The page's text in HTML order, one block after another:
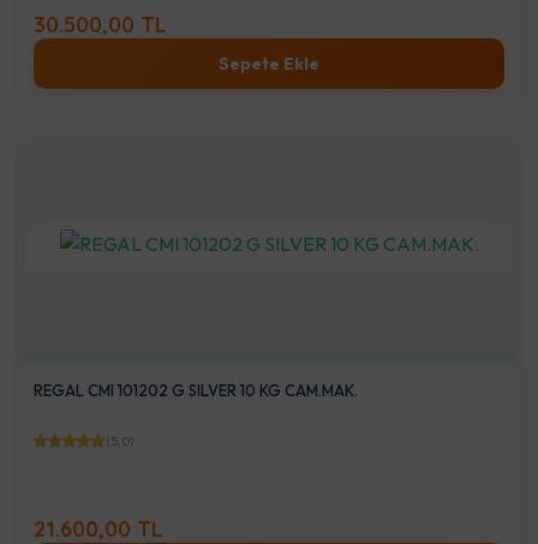
30.500,00 TL
Sepete Ekle
REGAL CMI 101202 G SILVER 10 KG CAM.MAK.
(5.0)
21.600,00 TL